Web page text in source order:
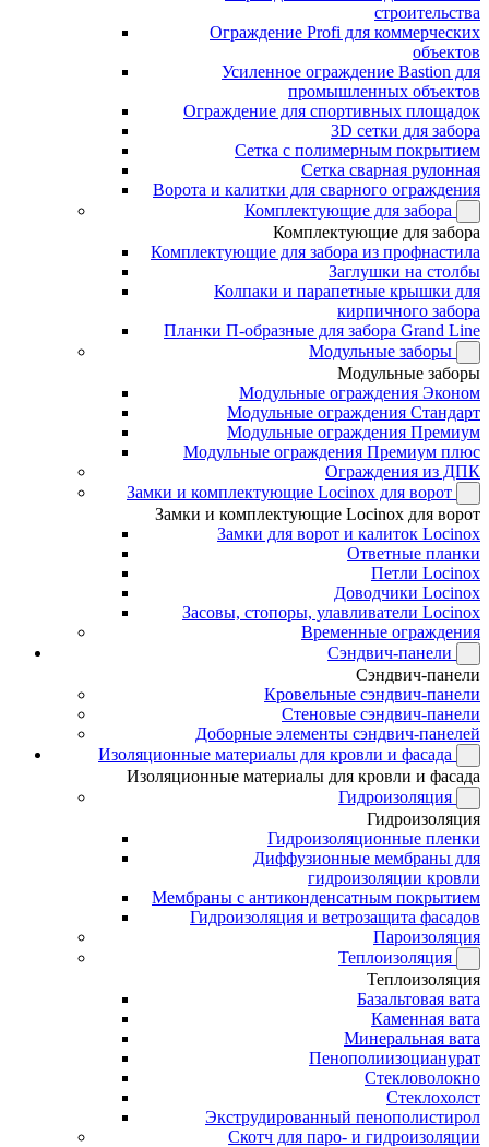
строительства
Ограждение Profi для коммерческих
объектов
Усиленное ограждение Bastion для
промышленных объектов
Ограждение для спортивных площадок
3D сетки для забора
Сетка с полимерным покрытием
Сетка сварная рулонная
Ворота и калитки для сварного ограждения
Комплектующие для забора
Комплектующие для забора
Комплектующие для забора из профнастила
Заглушки на столбы
Колпаки и парапетные крышки для
кирпичного забора
Планки П-образные для забора Grand Line
Модульные заборы
Модульные заборы
Модульные ограждения Эконом
Модульные ограждения Стандарт
Модульные ограждения Премиум
Модульные ограждения Премиум плюс
Ограждения из ДПК
Замки и комплектующие Locinox для ворот
Замки и комплектующие Locinox для ворот
Замки для ворот и калиток Locinox
Ответные планки
Петли Locinox
Доводчики Locinox
Засовы, стопоры, улавливатели Locinox
Временные ограждения
Сэндвич-панели
Сэндвич-панели
Кровельные сэндвич-панели
Стеновые сэндвич-панели
Доборные элементы сэндвич-панелей
Изоляционные материалы для кровли и фасада
Изоляционные материалы для кровли и фасада
Гидроизоляция
Гидроизоляция
Гидроизоляционные пленки
Диффузионные мембраны для
гидроизоляции кровли
Мембраны с антиконденсатным покрытием
Гидроизоляция и ветрозащита фасадов
Пароизоляция
Теплоизоляция
Теплоизоляция
Базальтовая вата
Каменная вата
Минеральная вата
Пенополиизоцианурат
Стекловолокно
Стеклохолст
Экструдированный пенополистирол
Скотч для паро- и гидроизоляции